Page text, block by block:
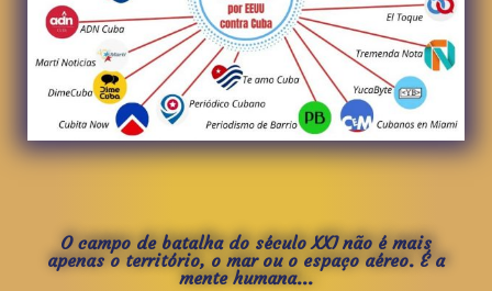
O campo de batalha do século XXI não é mais
apenas o território, o mar ou o espaço aéreo. É a
mente humana...